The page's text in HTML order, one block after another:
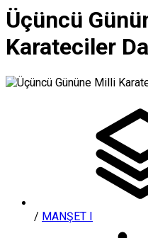
Üçüncü
Karateciler
/ MANŞET I